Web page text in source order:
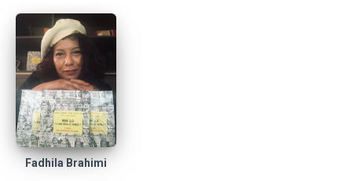
Fadhila Brahimi